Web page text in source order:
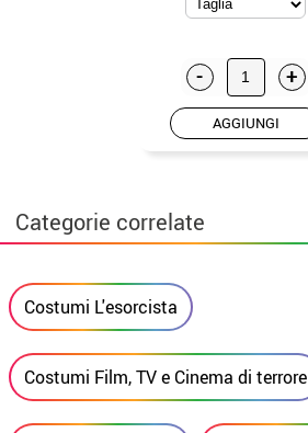
- +
AGGIUNGI
Categorie correlate
Costumi L'esorcista
Costumi Film, TV e Cinema di terrore